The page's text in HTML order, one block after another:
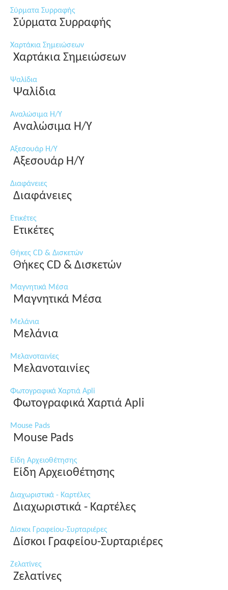
Σύρματα Συρραφής
Σύρματα Συρραφής
Χαρτάκια Σημειώσεων
Χαρτάκια Σημειώσεων
Ψαλίδια
Ψαλίδια
Αναλώσιμα Η/Υ
Αναλώσιμα Η/Υ
Αξεσουάρ Η/Υ
Αξεσουάρ Η/Υ
Διαφάνειες
Διαφάνειες
Ετικέτες
Ετικέτες
Θήκες CD & Δισκετών
Θήκες CD & Δισκετών
Μαγνητικά Μέσα
Μαγνητικά Μέσα
Μελάνια
Μελάνια
Μελανοταινίες
Μελανοταινίες
Φωτογραφικά Χαρτιά Apli
Φωτογραφικά Χαρτιά Apli
Mouse Pads
Mouse Pads
Είδη Αρχειοθέτησης
Είδη Αρχειοθέτησης
Διαχωριστικά - Καρτέλες
Διαχωριστικά - Καρτέλες
Δίσκοι Γραφείου-Συρταριέρες
Δίσκοι Γραφείου-Συρταριέρες
Ζελατίνες
Ζελατίνες